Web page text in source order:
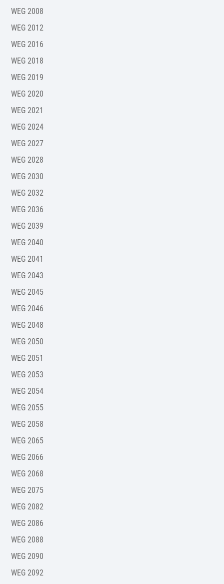
WEG 2008
WEG 2012
WEG 2016
WEG 2018
WEG 2019
WEG 2020
WEG 2021
WEG 2024
WEG 2027
WEG 2028
WEG 2030
WEG 2032
WEG 2036
WEG 2039
WEG 2040
WEG 2041
WEG 2043
WEG 2045
WEG 2046
WEG 2048
WEG 2050
WEG 2051
WEG 2053
WEG 2054
WEG 2055
WEG 2058
WEG 2065
WEG 2066
WEG 2068
WEG 2075
WEG 2082
WEG 2086
WEG 2088
WEG 2090
WEG 2092